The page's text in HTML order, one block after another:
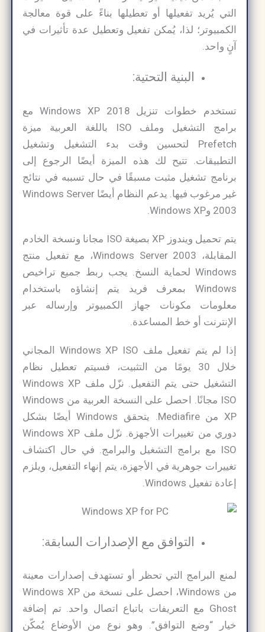
التي يُريد تفعيلها أو تعطيلها بناءً على قوة معالجة
الكمبيوتر؛ لذا، يُمكن تفعيل وتعطيل عدة تأثيرات في
آنٍ واحد.
البنية التحتية:
تستخدم خطوات تنزيل Windows XP 2018 مع
برامج التشغيل وملف ISO باللغة العربية ميزة
Prefetch لتحسين وقت بدء التشغيل وتشغيل
التطبيقات. تتيح لك هذه الميزة أيضًا الرجوع إلى
برنامج تشغيل مثبت مسبقًا في حال تسببه في نتائج
غير مرغوب فيها. يدعم النظام أيضًا Windows Server
2003 وWindows XP.
يتم تحميل ويندوز XP بصيغة ISO مجانا ونسخة الخادم
المقابلة، Windows Server 2003، مع تفعيل منتج
Windows لحماية النسخ. يجب ربط جميع تراخيص
Windows بمعرف فريد يتم إنشاؤه باستخدام
معلومات مكونات جهاز الكمبيوتر وإرساله عبر
الإنترنت أو خط المساعدة.
إذا لم يتم تفعيل ملف Windows XP ISO المجاني
خلال 30 يومًا من التثبيت، فسيتم تعطيل نظام
التشغيل حتى يتم التفعيل. نزّل ملف Windows XP
ISO مجانًا. احصل على النسخة العربية من Windows
XP من Mediafire. يتحقق Windows أيضًا بشكل
دوري من تغييرات الأجهزة. نزّل ملف Windows XP
ISO مع برامج التشغيل والبرامج. في حال اكتشاف
تغييرات جوهرية في الأجهزة، يتم إنهاء التفعيل، ويلزم
إعادة تفعيل Windows.
التوافق مع الإصدارات السابقة:
لمنع البرامج التي تحظر أو تستهدف إصدارات معينة
من Windows، احصل على نسخة من Windows XP
Ghost مع التعريفات باتباع اتصال واحد. تم إضافة
خيار “وضع التوافق”. وهو نوع من الأوضاع يُمكّن